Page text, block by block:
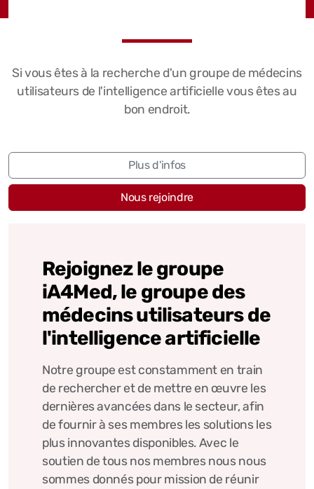
Si vous êtes à la recherche d'un groupe de médecins
utilisateurs de l'intelligence artificielle vous êtes au
bon endroit.
Plus d'infos
Nous rejoindre
Rejoignez le groupe
iA4Med, le groupe des
médecins utilisateurs de
l'intelligence artificielle
Notre groupe est constamment en train
de rechercher et de mettre en œuvre les
dernières avancées dans le secteur, afin
de fournir à ses membres les solutions les
plus innovantes disponibles. Avec le
soutien de tous nos membres nous nous
sommes donnés pour mission de réunir